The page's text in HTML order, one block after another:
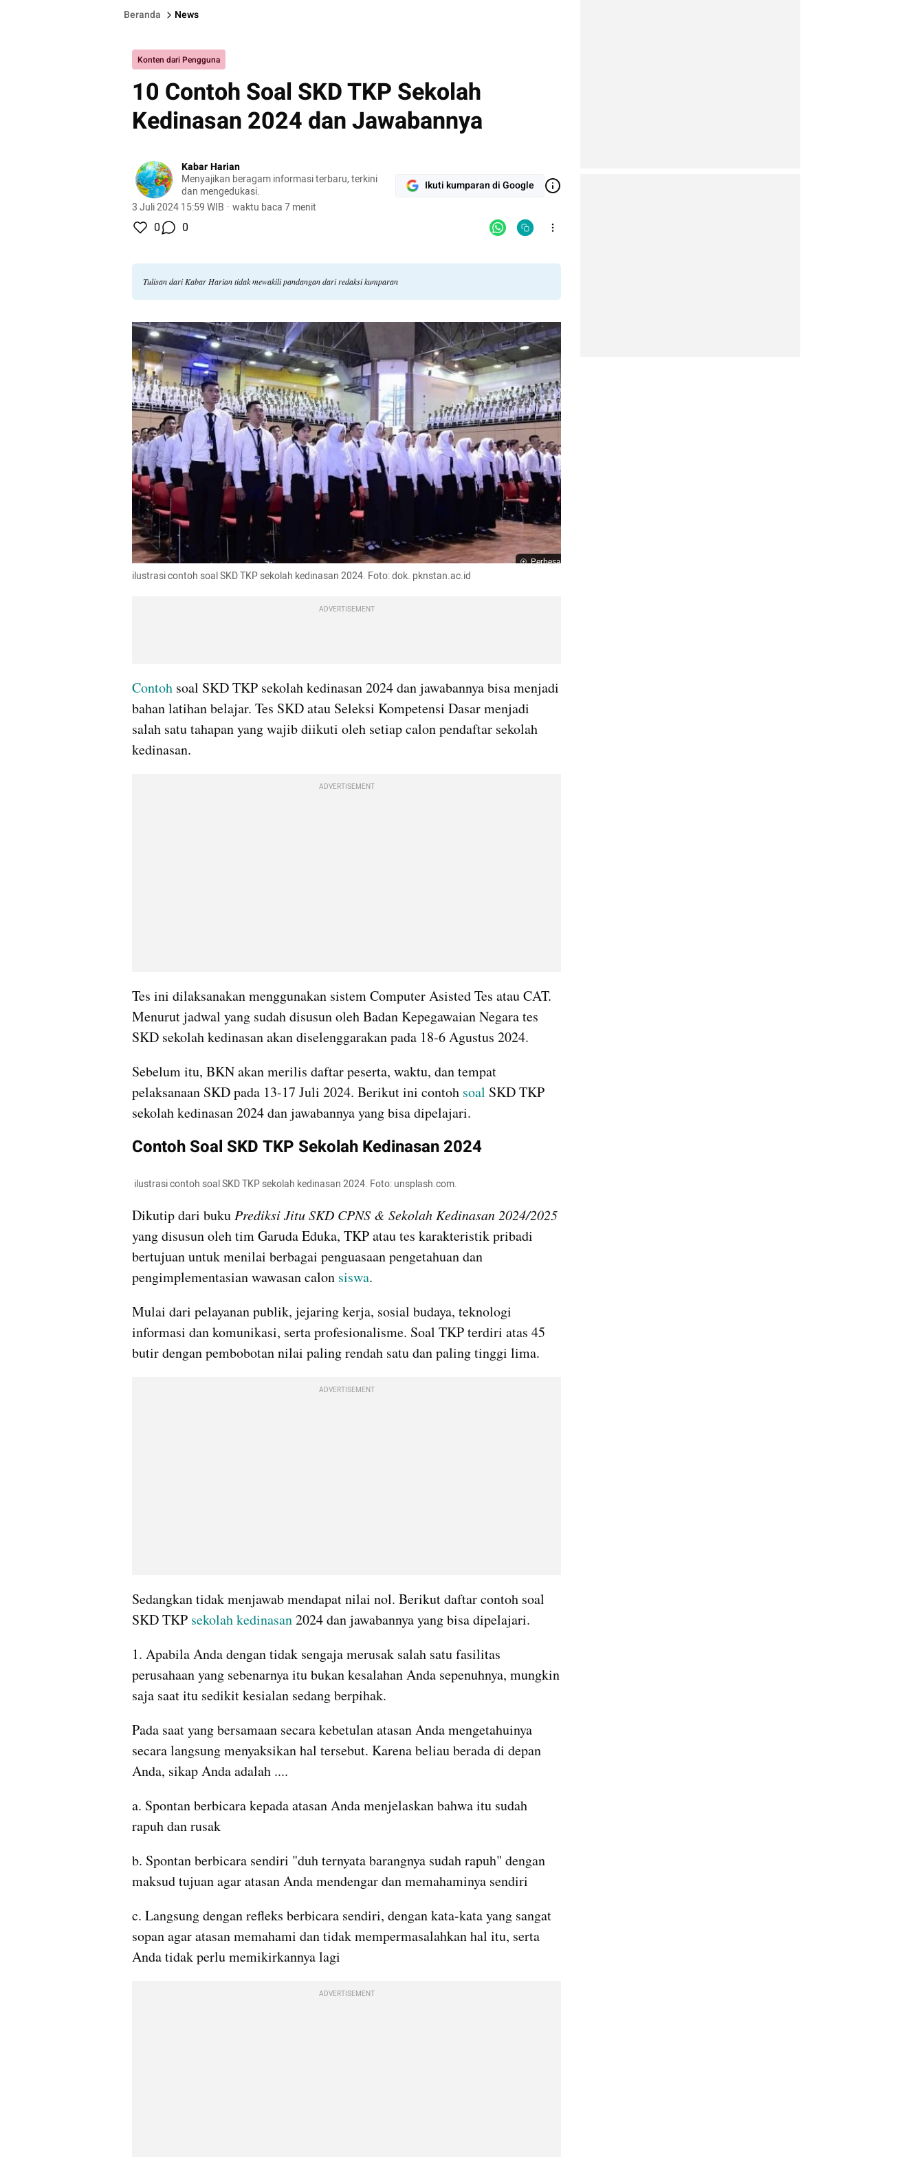
Beranda News
Konten dari Pengguna
10 Contoh Soal SKD TKP Sekolah
Kedinasan 2024 dan Jawabannya
Kabar Harian
Menyajikan beragam informasi terbaru, terkini
dan mengedukasi.
3 Juli 2024 15:59 WIB · waktu baca 7 menit
Ikuti kumparan di Google
0 0
Tulisan dari Kabar Harian tidak mewakili pandangan dari redaksi kumparan
Perbesar
ilustrasi contoh soal SKD TKP sekolah kedinasan 2024. Foto: dok. pknstan.ac.id
ADVERTISEMENT
Contoh soal SKD TKP sekolah kedinasan 2024 dan jawabannya bisa menjadi
bahan latihan belajar. Tes SKD atau Seleksi Kompetensi Dasar menjadi
salah satu tahapan yang wajib diikuti oleh setiap calon pendaftar sekolah
kedinasan.
ADVERTISEMENT
Tes ini dilaksanakan menggunakan sistem Computer Asisted Tes atau CAT.
Menurut jadwal yang sudah disusun oleh Badan Kepegawaian Negara tes
SKD sekolah kedinasan akan diselenggarakan pada 18-6 Agustus 2024.
Sebelum itu, BKN akan merilis daftar peserta, waktu, dan tempat
pelaksanaan SKD pada 13-17 Juli 2024. Berikut ini contoh soal SKD TKP
sekolah kedinasan 2024 dan jawabannya yang bisa dipelajari.
Contoh Soal SKD TKP Sekolah Kedinasan 2024
ilustrasi contoh soal SKD TKP sekolah kedinasan 2024. Foto: unsplash.com.
Dikutip dari buku
yang disusun oleh tim Garuda Eduka, TKP atau tes karakteristik pribadi
bertujuan untuk menilai berbagai penguasaan pengetahuan dan
pengimplementasian wawasan calon siswa.
Mulai dari pelayanan publik, jejaring kerja, sosial budaya, teknologi
informasi dan komunikasi, serta profesionalisme. Soal TKP terdiri atas 45
butir dengan pembobotan nilai paling rendah satu dan paling tinggi lima.
ADVERTISEMENT
Sedangkan tidak menjawab mendapat nilai nol. Berikut daftar contoh soal
SKD TKP sekolah kedinasan 2024 dan jawabannya yang bisa dipelajari.
1. Apabila Anda dengan tidak sengaja merusak salah satu fasilitas
perusahaan yang sebenarnya itu bukan kesalahan Anda sepenuhnya, mungkin
saja saat itu sedikit kesialan sedang berpihak.
Pada saat yang bersamaan secara kebetulan atasan Anda mengetahuinya
secara langsung menyaksikan hal tersebut. Karena beliau berada di depan
Anda, sikap Anda adalah ....
a. Spontan berbicara kepada atasan Anda menjelaskan bahwa itu sudah
rapuh dan rusak
b. Spontan berbicara sendiri "duh ternyata barangnya sudah rapuh" dengan
maksud tujuan agar atasan Anda mendengar dan memahaminya sendiri
c. Langsung dengan refleks berbicara sendiri, dengan kata-kata yang sangat
sopan agar atasan memahami dan tidak mempermasalahkan hal itu, serta
Anda tidak perlu memikirkannya lagi
ADVERTISEMENT